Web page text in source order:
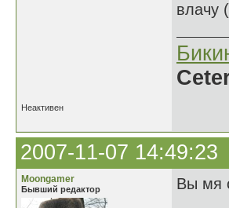
влачу
Неактивен
2007-11-07 14:49:23
Moongamer
Бывший редактор Вы мя